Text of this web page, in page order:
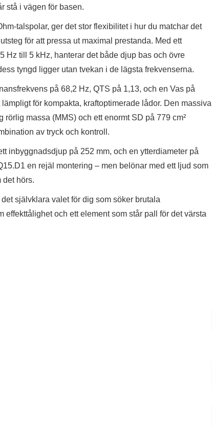
stå i vägen för basen.
talspolar, ger det stor flexibilitet i hur du matchar det
för att pressa ut maximal prestanda. Med ett
Hz till 5 kHz, hanterar det både djup bas och övre
tyngd ligger utan tvekan i de lägsta frekvenserna.
på 68,2 Hz, QTS på 1,13, och en Vas på
för kompakta, kraftoptimerade lådor. Den massiva
rörlig massa (MMS) och ett enormt SD på 779 cm²
av tryck och kontroll.
inbyggnadsdjup på 252 mm, och en ytterdiameter på
en rejäl montering – men belönar med ett ljud som
det hörs.
självklara valet för dig som söker brutala
effekttålighet och ett element som står pall för det värsta